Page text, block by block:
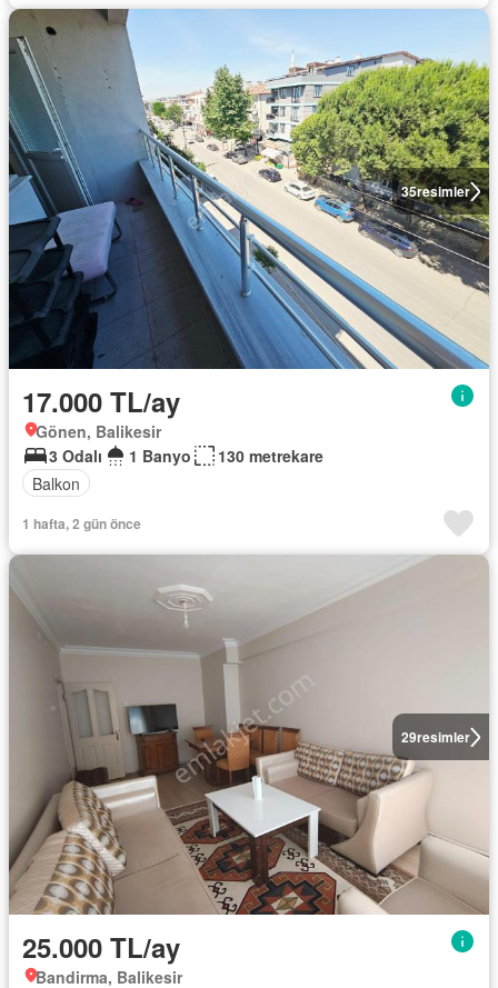
35resimler
17.000 TL/ay
Gönen, Balikesir
3 Odalı
1 Banyo
130 metrekare
Balkon
1 hafta, 2 gün önce
29resimler
25.000 TL/ay
Bandirma, Balikesir